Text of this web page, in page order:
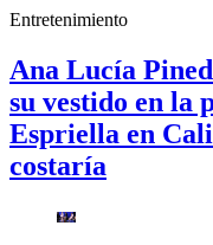
Entretenimiento
Ana Lucía
su vestido en la
Espriella en
costaría